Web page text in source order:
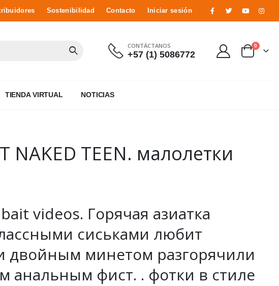
Sostenibilidad Contacto Iniciar sesión
CONTÁCTANOS
+57 (1) 5086772
0
TIENDA VIRTUAL NOTICIAS
TEEN. малолетки
videos. Горячая азиатка
сиськами любит
двойным минетом разгорячили
анальным фист. . фотки в стиле